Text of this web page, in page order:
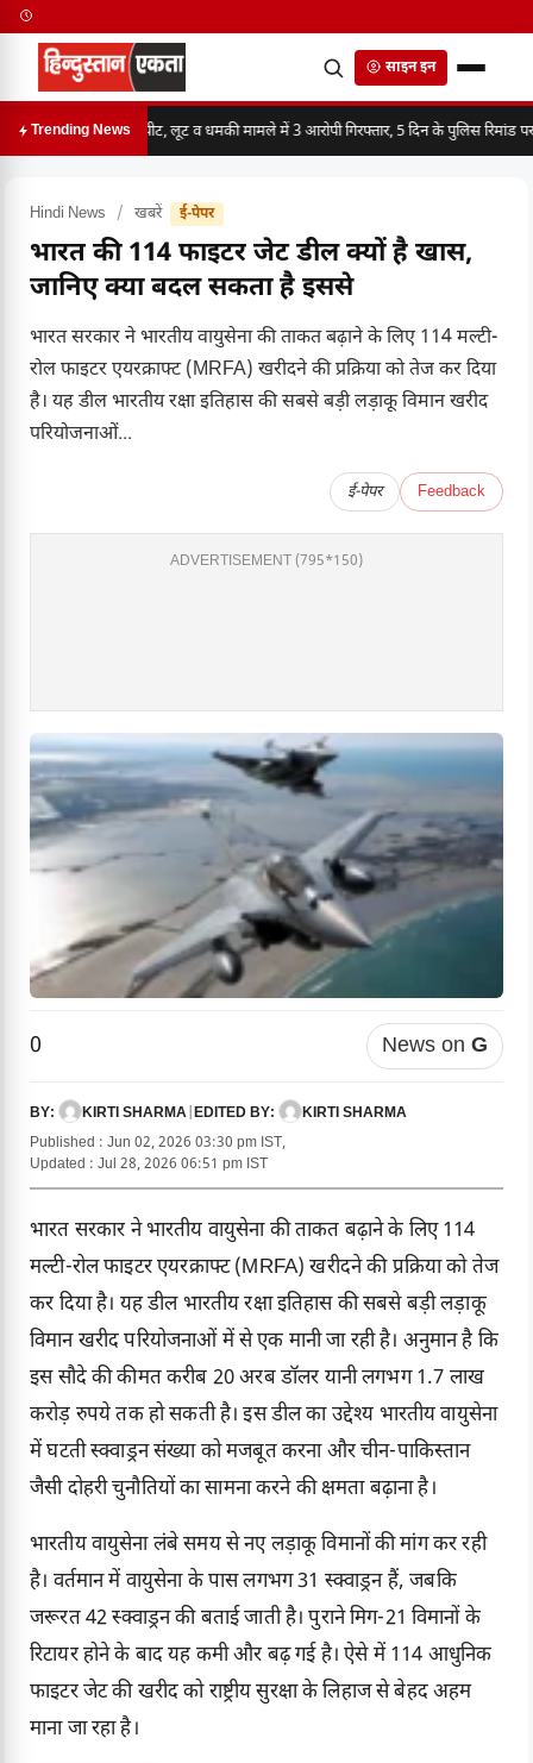
साइन इन
Trending Newsमारपीट, लूट व धमकी मामले में 3 आरोपी गिरफ्तार, 5 दिन के पुलिस रिमांड पर
Hindi News / खबरें ई-पेपर
भारत की 114 फाइटर जेट डील क्यों है खास,
जानिए क्या बदल सकता है इससे
भारत सरकार ने भारतीय वायुसेना की ताकत बढ़ाने के लिए 114 मल्टी-
रोल फाइटर एयरक्राफ्ट (MRFA) खरीदने की प्रक्रिया को तेज कर दिया
है। यह डील भारतीय रक्षा इतिहास की सबसे बड़ी लड़ाकू विमान खरीद
परियोजनाओं...
ई-पेपर Feedback
ADVERTISEMENT (795*150)
0 News on G
BY: KIRTI SHARMA EDITED BY:
KIRTI SHARMA
Published : Jun 02, 2026 03:30 pm IST,
Updated : Jul 28, 2026 06:51 pm IST
भारत सरकार ने भारतीय वायुसेना की ताकत बढ़ाने के लिए 114
मल्टी-रोल फाइटर एयरक्राफ्ट (MRFA) खरीदने की प्रक्रिया को तेज
कर दिया है। यह डील भारतीय रक्षा इतिहास की सबसे बड़ी लड़ाकू
विमान खरीद परियोजनाओं में से एक मानी जा रही है। अनुमान है कि
इस सौदे की कीमत करीब 20 अरब डॉलर यानी लगभग 1.7 लाख
करोड़ रुपये तक हो सकती है। इस डील का उद्देश्य भारतीय वायुसेना
में घटती स्क्वाड्रन संख्या को मजबूत करना और चीन-पाकिस्तान
जैसी दोहरी चुनौतियों का सामना करने की क्षमता बढ़ाना है।
भारतीय वायुसेना लंबे समय से नए लड़ाकू विमानों की मांग कर रही
है। वर्तमान में वायुसेना के पास लगभग 31 स्क्वाड्रन हैं, जबकि
जरूरत 42 स्क्वाड्रन की बताई जाती है। पुराने मिग-21 विमानों के
रिटायर होने के बाद यह कमी और बढ़ गई है। ऐसे में 114 आधुनिक
फाइटर जेट की खरीद को राष्ट्रीय सुरक्षा के लिहाज से बेहद अहम
माना जा रहा है।